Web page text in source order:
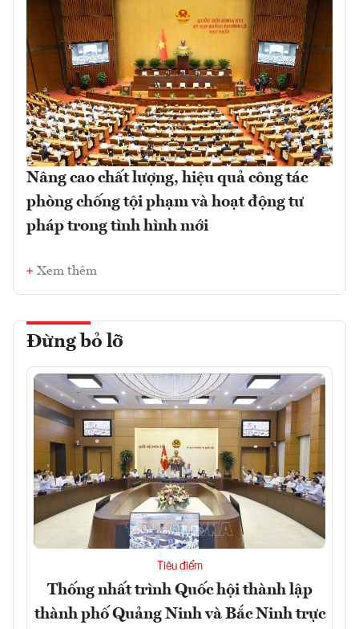
Nâng cao chất lượng, hiệu quả công tác
phòng chống tội phạm và hoạt động tư
pháp trong tình hình mới
Xem thêm
Đừng bỏ lỡ
Tiêu điểm
Thống nhất trình Quốc hội thành lập
thành phố Quảng Ninh và Bắc Ninh trực